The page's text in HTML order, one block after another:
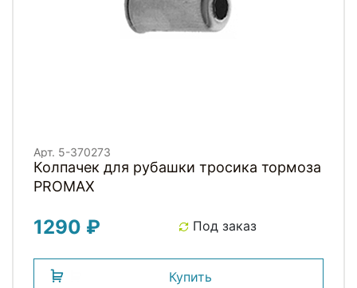
Арт. 5-370273
Колпачек для рубашки тросика тормоза
PROMAX
1290 ₽ Под заказ
Купить